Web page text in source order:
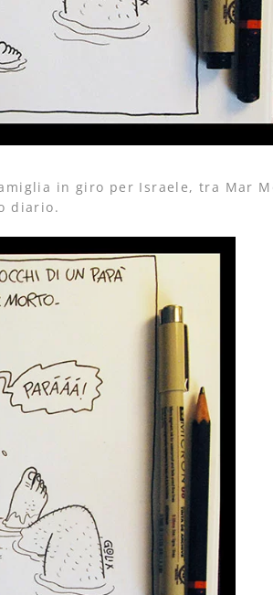
in giro per Israele, tra Mar
diario.